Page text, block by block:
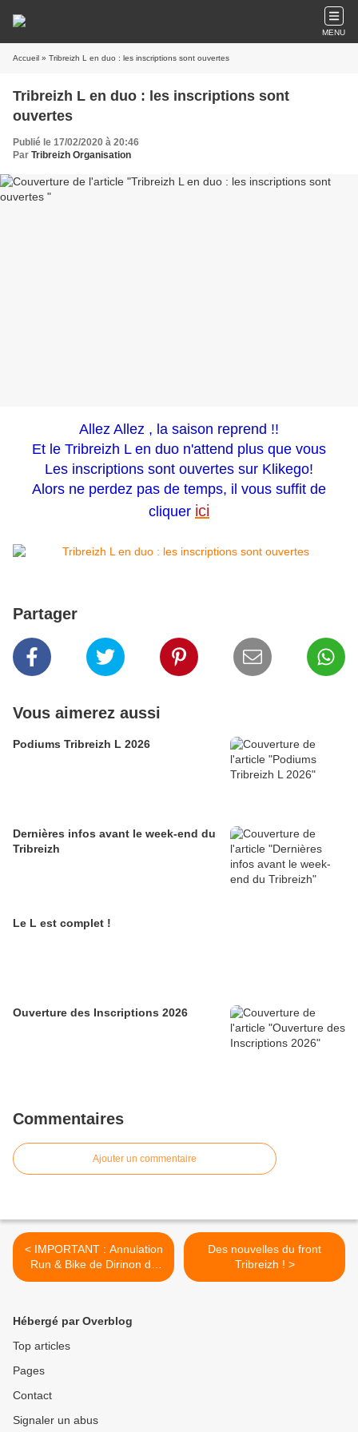
MENU
Accueil » Tribreizh L en duo : les inscriptions sont ouvertes
Tribreizh L en duo : les inscriptions sont
ouvertes
Publié le 17/02/2020 à 20:46
Par Tribreizh Organisation
Allez Allez , la saison reprend !!
Et le Tribreizh L en duo n'attend plus que vous
Les inscriptions sont ouvertes sur Klikego!
Alors ne perdez pas de temps, il vous suffit de
cliquer ici
Partager
Vous aimerez aussi
Podiums Tribreizh L 2026
Dernières infos avant le week-end du
Tribreizh
Le L est complet !
Ouverture des Inscriptions 2026
Commentaires
Ajouter un commentaire
< IMPORTANT : Annulation
Run & Bike de Dirinon du
9/02
Des nouvelles du front
Tribreizh ! >
Hébergé par Overblog
Top articles
Pages
Contact
Signaler un abus